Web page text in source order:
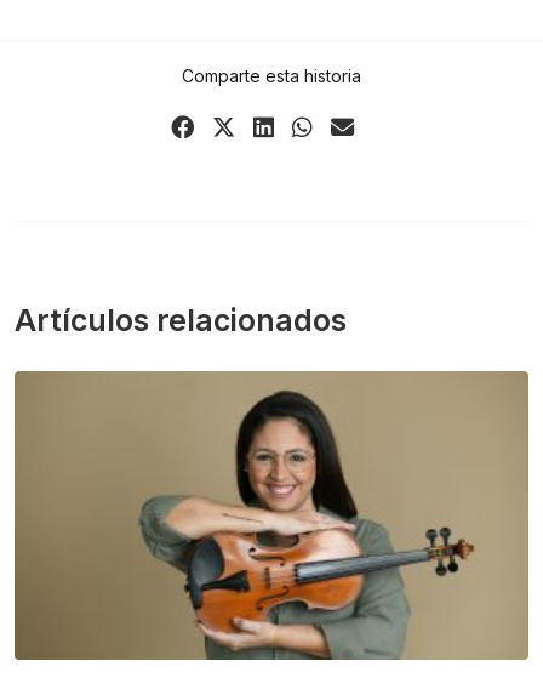
Comparte esta historia
Share Share ShareShareShare
Artículos relacionados